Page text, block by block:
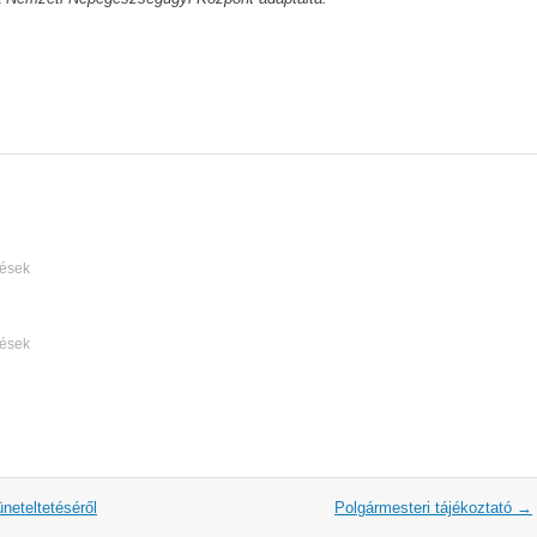
Polgármesteri tájékoztató →